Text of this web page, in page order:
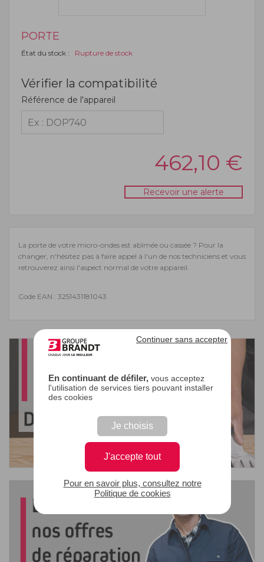
En continuant de défiler,vous acceptez
l'utilisation de services tiers pouvant installer
des cookies
Je choisis
J'accepte tout
Continuer sans accepter
Pour en savoir plus, consultez notre
Politique de cookies
PORTE
État du stock : Rupture de stock
Vérifier la compatibilité
Référence de l'appareil
462,10 €
Recevoir une alerte
La porte de votre micro-ondes est abîmée ou cassée ? Pour la
changer, n'hésitez pas à faire appel à l'un de nos techniciens et vous
retrouverez ainsi l'aspect normal de votre appareil.
Code EAN : 3251431181043